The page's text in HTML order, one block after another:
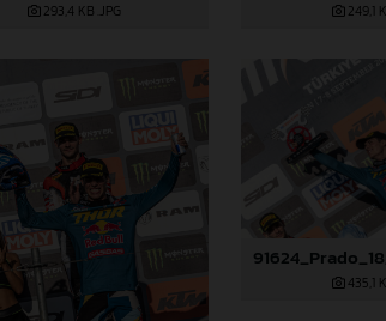
293,4 KB .JPG 249,1
435,1